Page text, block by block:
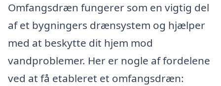
Omfangsdræn fungerer som en vigtig del
af et bygningers drænsystem og hjælper
med at beskytte dit hjem mod
vandproblemer. Her er nogle af fordelene
ved at få etableret et omfangsdræn: